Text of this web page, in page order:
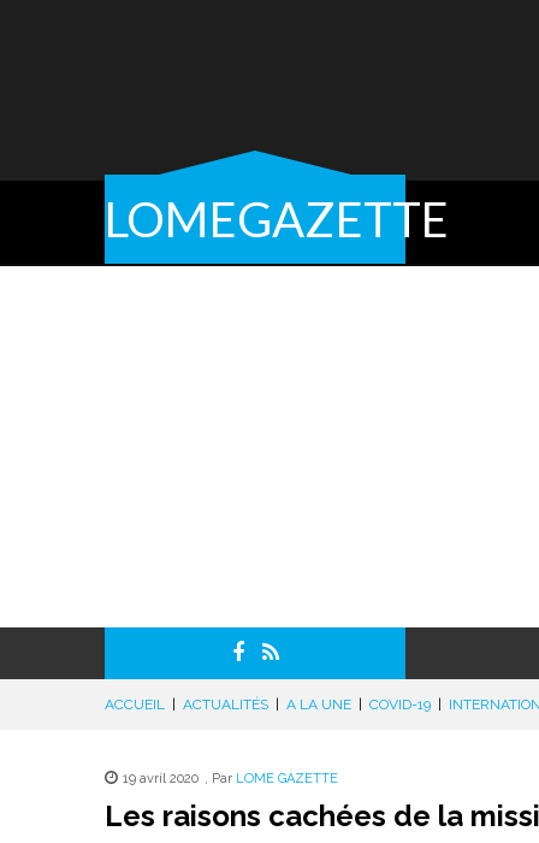
LOMEGAZETTE
ACCUEIL ACTUALITÉS A LA UNE COVID-19
19 avril 2020 , Par LOME GAZETTE
Les raisons cachées de la